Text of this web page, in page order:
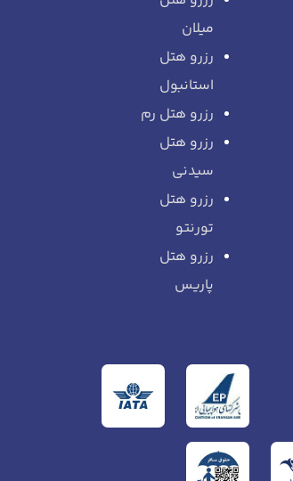
میلان
رزرو هتل
استانبول
رزرو هتل رم
رزرو هتل
سیدنی
رزرو هتل
تورنتو
رزرو هتل
پاریس